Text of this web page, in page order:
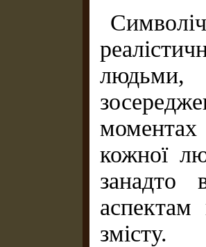
людьми,
кожної
занадто
аспектам
змісту.